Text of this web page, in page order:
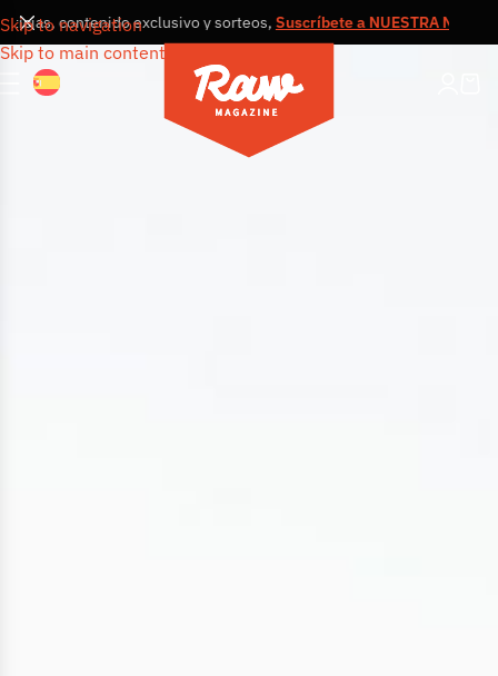
Skip to navigation
Skip to main content
contenido exclusivo y sorteos,Suscríbete a NUESTRA